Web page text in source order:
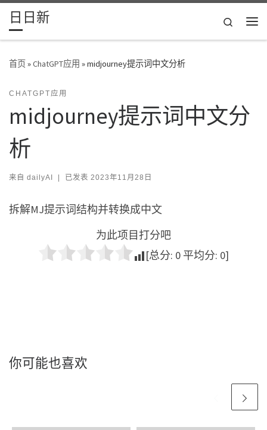
Skip to content
日日新
Search
首页»ChatGPT应用 »midjourney提示词中文分析
CHATGPT应用
midjourney提示词中文分
析
来自 dailyAI | 已发表 2023年11月28日
拆解MJ提示词结构并转换成中文
为此项目打分吧
[总分: 0 平均分: 0]
你可能也喜欢